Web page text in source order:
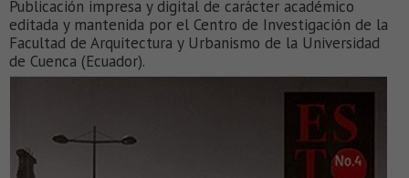
Publicación impresa y digital de carácter académico
editada y mantenida por el Centro de Investigación de la
Facultad de Arquitectura y Urbanismo de la Universidad
de Cuenca (Ecuador).